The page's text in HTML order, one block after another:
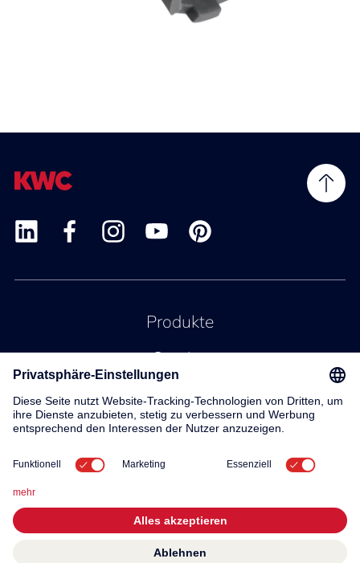
Produkte
Service
Kontakt
Über uns
Allgemeine Geschäftsbedingungen